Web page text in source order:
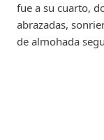
fue a su cuarto,
abrazadas,
de almohada